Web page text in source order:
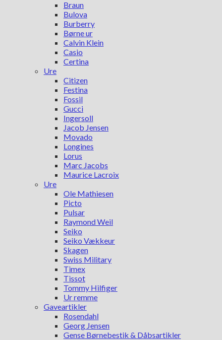
Braun
Bulova
Burberry
Børne ur
Calvin Klein
Casio
Certina
Ure
Citizen
Festina
Fossil
Gucci
Ingersoll
Jacob Jensen
Movado
Longines
Lorus
Marc Jacobs
Maurice Lacroix
Ure
Ole Mathiesen
Picto
Pulsar
Raymond Weil
Seiko
Seiko Vækkeur
Skagen
Swiss Military
Timex
Tissot
Tommy Hilfiger
Ur remme
Gaveartikler
Rosendahl
Georg Jensen
Gense Børnebestik & Dåbsartikler